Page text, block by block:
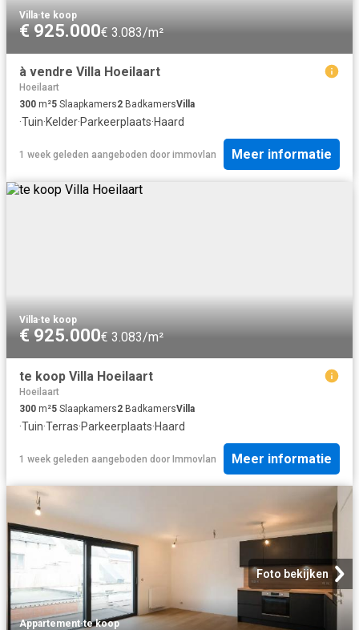
Villa·te koop
€ 925.000€ 3.083/m²
à vendre Villa Hoeilaart
Hoeilaart
300 m²5 Slaapkamers2 BadkamersVilla
·Tuin·Kelder·Parkeerplaats·Haard
1 week geleden aangeboden door immovlan Meer informatie
Villa·te koop
€ 925.000€ 3.083/m²
te koop Villa Hoeilaart
Hoeilaart
300 m²5 Slaapkamers2 BadkamersVilla
·Tuin·Terras·Parkeerplaats·Haard
1 week geleden aangeboden door Immovlan Meer informatie
Foto bekijken
Appartement·te koop